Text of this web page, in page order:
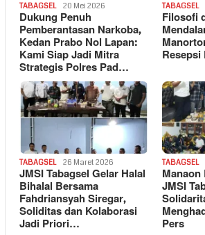
TABAGSEL 20 Mei 2026
Dukung Penuh
Pemberantasan Narkoba,
Kedan Prabo Nol Lapan:
Kami Siap Jadi Mitra
Strategis Polres Pad…
TABAGSEL
Filosofi
TABAGSEL 26 Maret 2026
JMSI Tabagsel Gelar Halal
Bihalal Bersama
Fahdriansyah Siregar,
Soliditas dan Kolaborasi
Jadi Priori…
TABAGSEL
JMSI
Pers